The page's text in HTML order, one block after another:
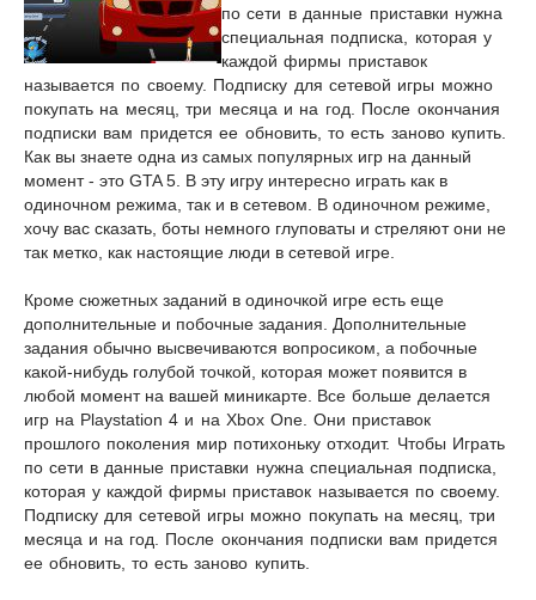
по сети в данные приставки нужна
специальная подписка, которая у
каждой фирмы приставок
называется по своему. Подписку для сетевой игры можно
покупать на месяц, три месяца и на год. После окончания
подписки вам придется ее обновить, то есть заново купить.
Как вы знаете одна из самых популярных игр на данный
момент - это GTA 5. В эту игру интересно играть как в
одиночном режима, так и в сетевом. В одиночном режиме,
хочу вас сказать, боты немного глуповаты и стреляют они не
так метко, как настоящие люди в сетевой игре.
Кроме сюжетных заданий в одиночкой игре есть еще
дополнительные и побочные задания. Дополнительные
задания обычно высвечиваются вопросиком, а побочные
какой-нибудь голубой точкой, которая может появится в
любой момент на вашей миникарте. Все больше делается
игр на Playstation 4 и на Xbox One. Они приставок
прошлого поколения мир потихоньку отходит. Чтобы Играть
по сети в данные приставки нужна специальная подписка,
которая у каждой фирмы приставок называется по своему.
Подписку для сетевой игры можно покупать на месяц, три
месяца и на год. После окончания подписки вам придется
ее обновить, то есть заново купить.